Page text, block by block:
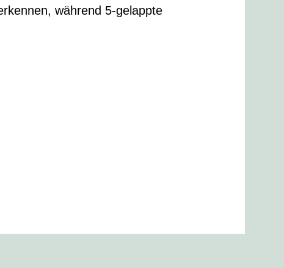
während 5-gelappte